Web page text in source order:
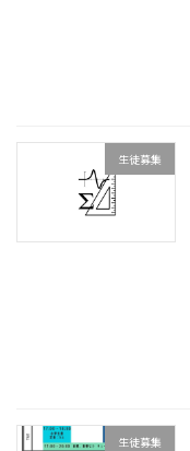
生徒募集
生徒募集